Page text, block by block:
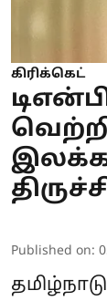
கிரிக்கெட்
Published on: